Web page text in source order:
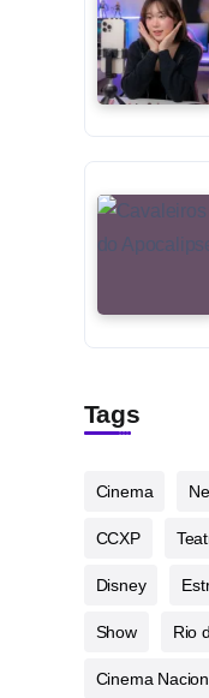
Tags
Cinema
CCXP
Disney
Show Rio
Cinema